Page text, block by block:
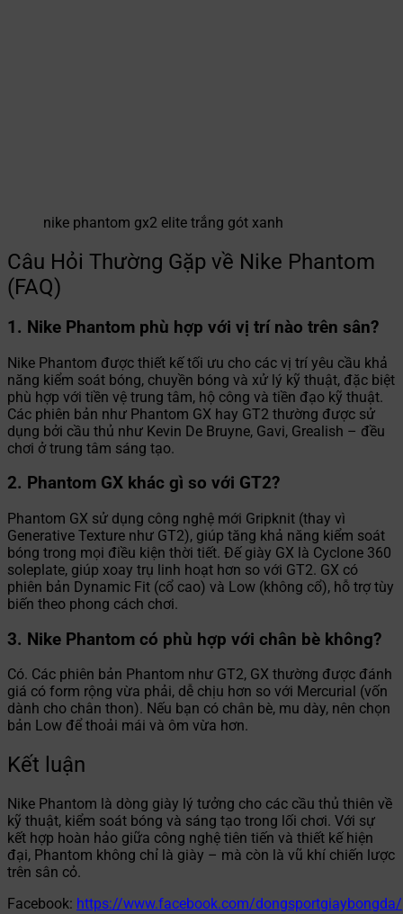
nike phantom gx2 elite trắng gót xanh
Câu Hỏi Thường Gặp về Nike Phantom
(FAQ)
1. Nike Phantom phù hợp với vị trí nào trên sân?
Nike Phantom được thiết kế tối ưu cho các vị trí yêu cầu khả
năng kiểm soát bóng, chuyền bóng và xử lý kỹ thuật, đặc biệt
phù hợp với tiền vệ trung tâm, hộ công và tiền đạo kỹ thuật.
Các phiên bản như Phantom GX hay GT2 thường được sử
dụng bởi cầu thủ như Kevin De Bruyne, Gavi, Grealish – đều
chơi ở trung tâm sáng tạo.
2. Phantom GX khác gì so với GT2?
Phantom GX sử dụng công nghệ mới Gripknit (thay vì
Generative Texture như GT2), giúp tăng khả năng kiểm soát
bóng trong mọi điều kiện thời tiết. Đế giày GX là Cyclone 360
soleplate, giúp xoay trụ linh hoạt hơn so với GT2. GX có
phiên bản Dynamic Fit (cổ cao) và Low (không cổ), hỗ trợ tùy
biến theo phong cách chơi.
3. Nike Phantom có phù hợp với chân bè không?
Có. Các phiên bản Phantom như GT2, GX thường được đánh
giá có form rộng vừa phải, dễ chịu hơn so với Mercurial (vốn
dành cho chân thon). Nếu bạn có chân bè, mu dày, nên chọn
bản Low để thoải mái và ôm vừa hơn.
Kết luận
Nike Phantom là dòng giày lý tưởng cho các cầu thủ thiên về
kỹ thuật, kiểm soát bóng và sáng tạo trong lối chơi. Với sự
kết hợp hoàn hảo giữa công nghệ tiên tiến và thiết kế hiện
đại, Phantom không chỉ là giày – mà còn là vũ khí chiến lược
trên sân cỏ.
Facebook: https://www.facebook.com/dongsportgiaybongda/